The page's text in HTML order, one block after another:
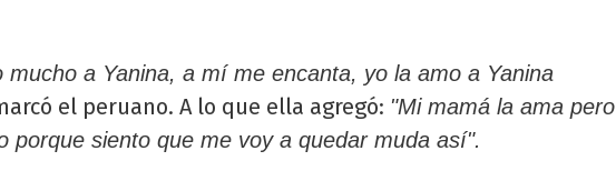
mucho a Yanina, a mí me encanta, yo la amo a Yanina
el peruano. A lo que ella agregó: "Mi mamá la ama pero
porque siento que me voy a quedar muda así".